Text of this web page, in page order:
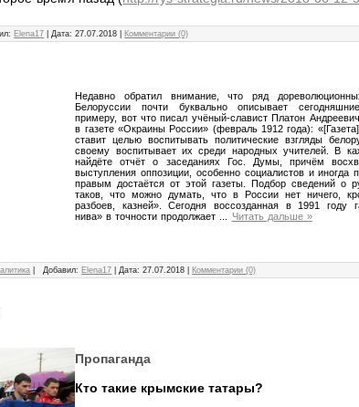
Elena17 |Дата: 27.07.2018 Комментарии (0)
Недавно обратил внимание, что ряд
Белоруссии почти буквально описывает
примеру, вот что писал учёный-славист Платон
в газете «Окраины России» (февраль 1912 года):
ставит целью воспитывать политические взгляды
своему воспитывает их среди народных учителей. В
найдёте отчёт о заседаниях Гос. Думы, причём
выступления оппозиции, особенно социалистов и иногда
правым достаётся от этой газеты. Подбор сведений о
таков, что можно думать, что в России нет ничего,
разбоев, казней». Сегодня воссозданная в 1991 году
нива» в точности продолжает
Читать дальше »
Добавил: Elena17 |Дата: 27.07.2018 Комментарии (0)
Пропаганда
Кто такие крымские татары?